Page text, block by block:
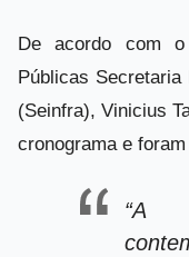
De acordo com
Públicas
(Seinfra), Vinicius
cronograma e
“A